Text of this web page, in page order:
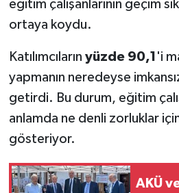
eğitim çalışanlarının geçim
ortaya koydu.
Katılımcıların yüzde 90,1 'i
yapmanın neredeyse
getirdi. Bu durum, eğitim
anlamda ne denli zorluklar
gösteriyor.
AKÜ